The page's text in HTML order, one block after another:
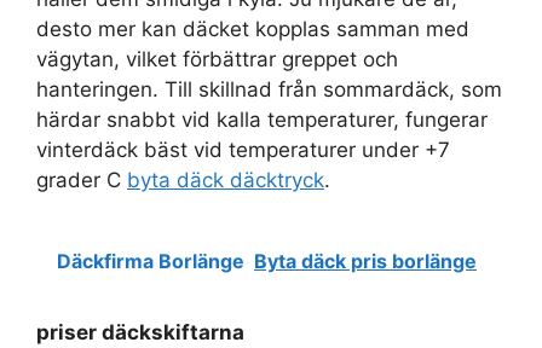
desto mer kan däcket kopplas samman med
vägytan, vilket förbättrar greppet och
hanteringen. Till skillnad från sommardäck, som
härdar snabbt vid kalla temperaturer, fungerar
vinterdäck bäst vid temperaturer under +7
grader C byta däck däcktryck.
Däckfirma Borlänge Byta däck pris borlänge
priser däckskiftarna